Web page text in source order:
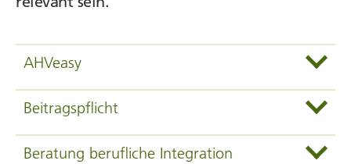
AHVeasy
Beitragspflicht
Beratung berufliche Integration